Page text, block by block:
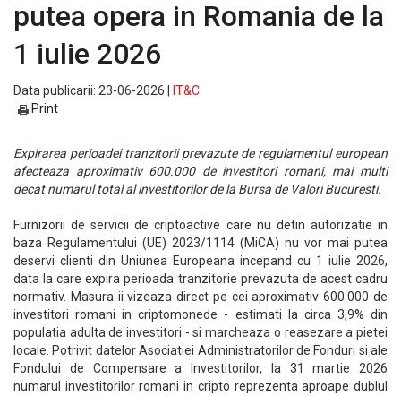
putea opera in Romania de la
1 iulie 2026
Data publicarii: 23-06-2026 |
IT&C
Print
Expirarea perioadei tranzitorii prevazute de regulamentul european
afecteaza aproximativ 600.000 de investitori romani, mai multi
decat numarul total al investitorilor de la Bursa de Valori Bucuresti.
Furnizorii de servicii de criptoactive care nu detin autorizatie in
baza Regulamentului (UE) 2023/1114 (MiCA) nu vor mai putea
deservi clienti din Uniunea Europeana incepand cu 1 iulie 2026,
data la care expira perioada tranzitorie prevazuta de acest cadru
normativ. Masura ii vizeaza direct pe cei aproximativ 600.000 de
investitori romani in criptomonede - estimati la circa 3,9% din
populatia adulta de investitori - si marcheaza o reasezare a pietei
locale. Potrivit datelor Asociatiei Administratorilor de Fonduri si ale
Fondului de Compensare a Investitorilor, la 31 martie 2026
numarul investitorilor romani in cripto reprezenta aproape dublul